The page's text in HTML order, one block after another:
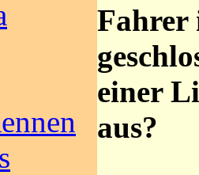
Fahrer
einer
aus?